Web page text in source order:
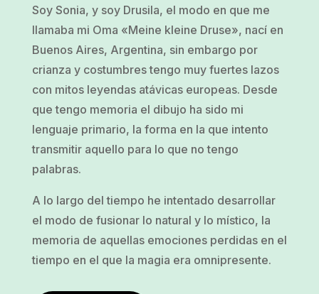
Soy Sonia, y soy Drusila, el modo en que me
llamaba mi Oma «Meine kleine Druse», nací en
Buenos Aires, Argentina, sin embargo por
crianza y costumbres tengo muy fuertes lazos
con mitos leyendas atávicas europeas. Desde
que tengo memoria el dibujo ha sido mi
lenguaje primario, la forma en la que intento
transmitir aquello para lo que no tengo
palabras.
A lo largo del tiempo he intentado desarrollar
el modo de fusionar lo natural y lo místico, la
memoria de aquellas emociones perdidas en el
tiempo en el que la magia era omnipresente.